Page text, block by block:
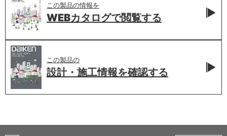
この製品の情報を
WEBカタログで閲覧する
この製品の
設計・施工情報を確認する